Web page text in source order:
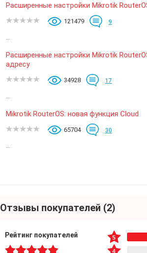
Расширенные настройки Mikrotik
121479 9
Расширенные настройки Mikrotik
адресу
34928 17
Mikrotik RouterOS: новая функция Cloud
65704 30
Отзывы покупателей (2)
Рейтинг покупателей